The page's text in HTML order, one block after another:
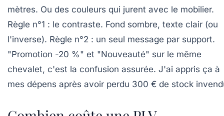
mètres. Ou des couleurs qui jurent avec le mobilier.
Règle n°1 : le contraste. Fond sombre, texte clair (ou
l'inverse). Règle n°2 : un seul message par support.
"Promotion -20 %" et "Nouveauté" sur le même
chevalet, c'est la confusion assurée. J'ai appris ça à
mes dépens après avoir perdu 300 € de stock